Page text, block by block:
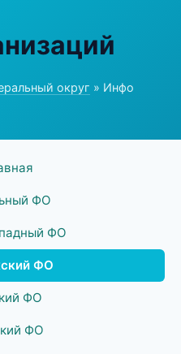
округ » Инфо
ФО
ФО
ФО
ФО
ФО